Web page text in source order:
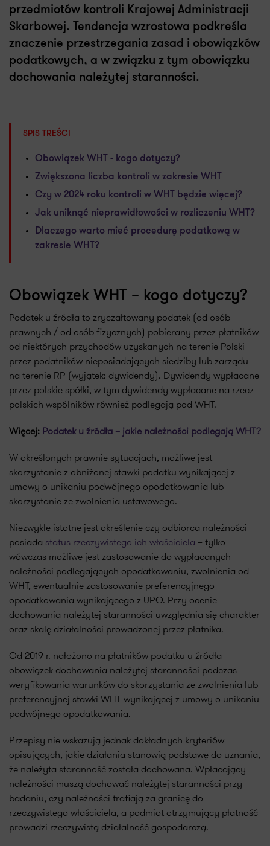
przedmiotów kontroli Krajowej Administracji
Skarbowej. Tendencja wzrostowa podkreśla
znaczenie przestrzegania zasad i obowiązków
podatkowych, a w związku z tym obowiązku
dochowania należytej staranności.
SPIS TREŚCI
Obowiązek WHT - kogo dotyczy?
Zwiększona liczba kontroli w zakresie WHT
Czy w 2024 roku kontroli w WHT będzie więcej?
Jak uniknąć nieprawidłowości w rozliczeniu WHT?
Dlaczego warto mieć procedurę podatkową w
zakresie WHT?
Obowiązek WHT – kogo dotyczy?
Podatek u źródła to zryczałtowany podatek (od osób
prawnych / od osób fizycznych) pobierany przez płatników
od niektórych przychodów uzyskanych na terenie Polski
przez podatników nieposiadających siedziby lub zarządu
na terenie RP (wyjątek: dywidendy). Dywidendy wypłacane
przez polskie spółki, w tym dywidendy wypłacane na rzecz
polskich wspólników również podlegają pod WHT.
Więcej: Podatek u źródła – jakie należności podlegają WHT?
W określonych prawnie sytuacjach, możliwe jest
skorzystanie z obniżonej stawki podatku wynikającej z
umowy o unikaniu podwójnego opodatkowania lub
skorzystanie ze zwolnienia ustawowego.
Niezwykle istotne jest określenie czy odbiorca należności
posiada status rzeczywistego ich właściciela – tylko
wówczas możliwe jest zastosowanie do wypłacanych
należności podlegających opodatkowaniu, zwolnienia od
WHT, ewentualnie zastosowanie preferencyjnego
opodatkowania wynikającego z UPO. Przy ocenie
dochowania należytej staranności uwzględnia się charakter
oraz skalę działalności prowadzonej przez płatnika.
Od 2019 r. nałożono na płatników podatku u źródła
obowiązek dochowania należytej staranności podczas
weryfikowania warunków do skorzystania ze zwolnienia lub
preferencyjnej stawki WHT wynikającej z umowy o unikaniu
podwójnego opodatkowania.
Przepisy nie wskazują jednak dokładnych kryteriów
opisujących, jakie działania stanowią podstawę do uznania,
że należyta staranność została dochowana. Wpłacający
należności muszą dochować należytej staranności przy
badaniu, czy należności trafiają za granicę do
rzeczywistego właściciela, a podmiot otrzymujący płatność
prowadzi rzeczywistą działalność gospodarczą.